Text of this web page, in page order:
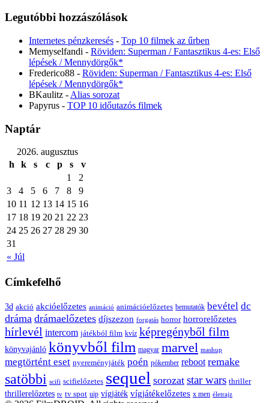
Legutóbbi hozzászólások
Internetes pénzkeresés - Top 10 filmek az űrben
Memyselfandi - Röviden: Superman / Fantasztikus 4-es: Első
lépések / Mennydörgők*
Frederico88 - Röviden: Superman / Fantasztikus 4-es: Első
lépések / Mennydörgők*
BKaulitz - Alias sorozat
Papyrus - TOP 10 időutazós filmek
Naptár
2026. augusztus
h
k s c p s v
« Júl
1
2
3
4 5 6 7 8
9
10 11 12 13 14 15 16
17 18 19 20 21 22 23
24 25 26 27 28 29 30
31
Címkefelhő
3d akció akcióelőzetes animáció animációelőzetes bemutatók bevétel dc
dráma drámaelőzetes díjszezon forgatás horror horrorelőzetes
hírlevél intercom játékból film kvíz képregényből film
könyvajánló könyvből film magyar marvel mashup
megtörtént eset nyereményjáték poén pókember reboot remake
satöbbi scifi scifielőzetes sequel sorozat star wars thriller
thrillerelőzetes tv tv spot uip vígjáték vígjátékelőzetes x men életrajz